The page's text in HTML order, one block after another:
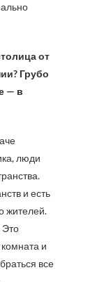
от
Грубо
— в
люди
и есть
жителей.
Это
комната и
все